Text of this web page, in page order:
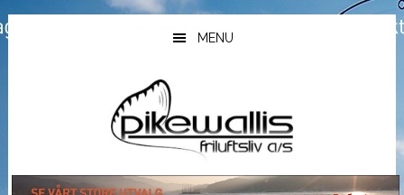
Hopp
til
Hopp
til
Hopp
til
MENU